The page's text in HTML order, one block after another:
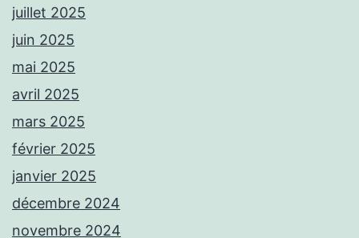
juillet 2025
juin 2025
mai 2025
avril 2025
mars 2025
février 2025
janvier 2025
décembre 2024
novembre 2024